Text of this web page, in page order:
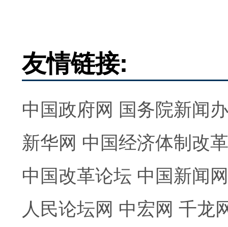
友情链接:
中国政府网 国务院新闻
新华网 中国经济体制改
中国改革论坛 中国新闻网
人民论坛网 中宏网 千龙